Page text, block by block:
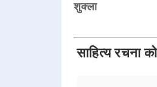
शुक्ला
साहित्य रचना